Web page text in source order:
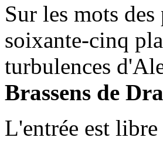
Sur les mots
soixante-cinq
turbulences
Brassens de
L'entrée est libre